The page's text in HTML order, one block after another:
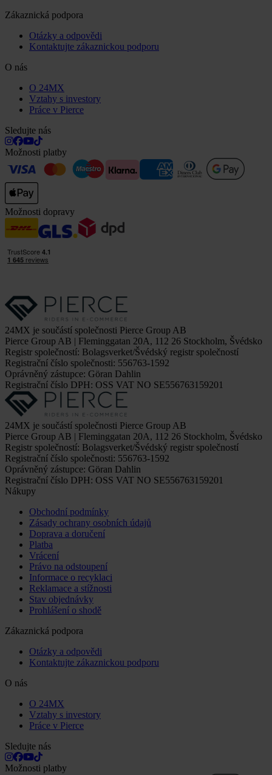
Zákaznická podpora
Otázky a odpovědi
Kontaktujte zákaznickou podporu
O nás
O 24MX
Vztahy s investory
Práce v Pierce
Sledujte nás
Možnosti platby
Možnosti dopravy
24MX je součástí společnosti Pierce Group AB
Pierce Group AB | Fleminggatan 20A, 112 26 Stockholm, Švédsko
Registr společností: Bolagsverket/Švédský registr společností
Registrační číslo společnosti: 556763-1592
Oprávněný zástupce: Göran Dahlin
Registrační číslo DPH: OSS VAT NO SE556763159201
24MX je součástí společnosti Pierce Group AB
Pierce Group AB | Fleminggatan 20A, 112 26 Stockholm, Švédsko
Registr společností: Bolagsverket/Švédský registr společností
Registrační číslo společnosti: 556763-1592
Oprávněný zástupce: Göran Dahlin
Registrační číslo DPH: OSS VAT NO SE556763159201
Nákupy
Obchodní podmínky
Zásady ochrany osobních údajů
Doprava a doručení
Platba
Vrácení
Právo na odstoupení
Informace o recyklaci
Reklamace a stížnosti
Stav objednávky
Prohlášení o shodě
Zákaznická podpora
Otázky a odpovědi
Kontaktujte zákaznickou podporu
O nás
O 24MX
Vztahy s investory
Práce v Pierce
Sledujte nás
Možnosti platby